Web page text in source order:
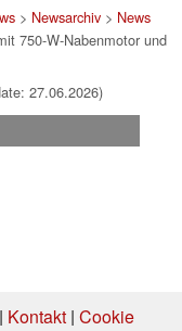
> Newsarchiv> News
750-W-Nabenmotor und
27.06.2026)
Kontakt| Cookie